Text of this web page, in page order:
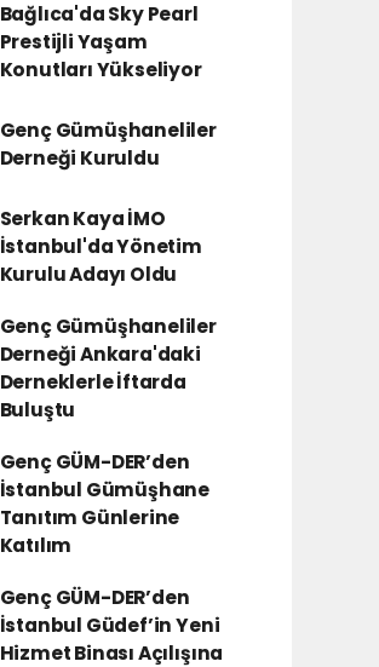
Bağlıca'da Sky Pearl
Prestijli Yaşam
Konutları Yükseliyor
Genç Gümüşhaneliler
Derneği Kuruldu
Serkan Kaya İMO
İstanbul'da Yönetim
Kurulu Adayı Oldu
Genç Gümüşhaneliler
Derneği Ankara'daki
Derneklerle İftarda
Buluştu
Genç GÜM-DER’den
İstanbul Gümüşhane
Tanıtım Günlerine
Katılım
Genç GÜM-DER’den
İstanbul Güdef’in Yeni
Hizmet Binası Açılışına